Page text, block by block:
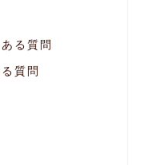
る質問
質問